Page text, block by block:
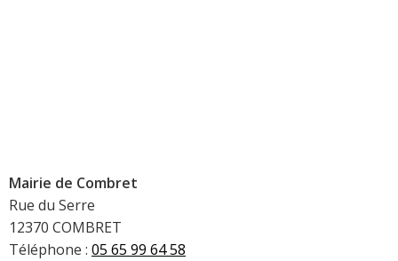
Mairie de Combret
Rue du Serre
12370 COMBRET
Téléphone : 05 65 99 64 58